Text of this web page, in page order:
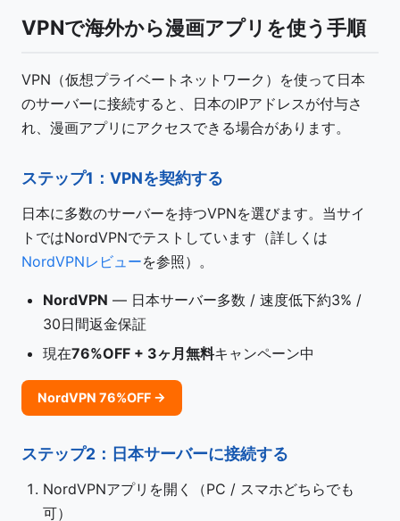
VPNで海外から漫画アプリを使う手順
VPN（仮想プライベートネットワーク）を使って日本
のサーバーに接続すると、日本のIPアドレスが付与さ
れ、漫画アプリにアクセスできる場合があります。
ステップ1：VPNを契約する
日本に多数のサーバーを持つVPNを選びます。当サイ
トではNordVPNでテストしています（詳しくは
NordVPNレビューを参照）。
NordVPN — 日本サーバー多数 / 速度低下約3% /
30日間返金保証
現在76%OFF + 3ヶ月無料キャンペーン中
NordVPN 76%OFF →
ステップ2：日本サーバーに接続する
NordVPNアプリを開く（PC / スマホどちらでも
可）